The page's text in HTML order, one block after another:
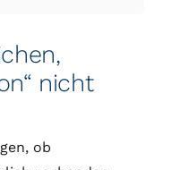
nicht
ob